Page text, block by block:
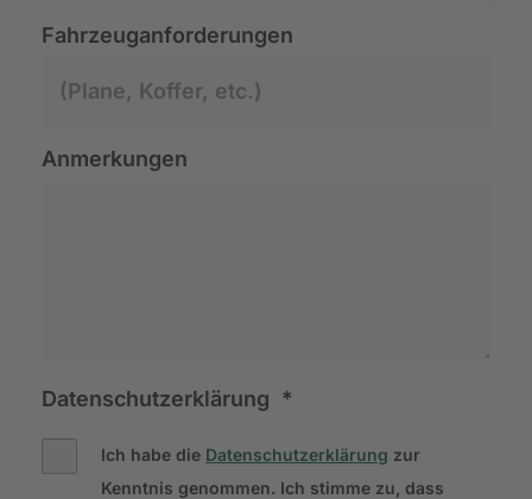
Fahrzeuganforderungen
Anmerkungen
Datenschutzerklärung *
Ich habe die Datenschutzerklärung zur
Kenntnis genommen. Ich stimme zu, dass